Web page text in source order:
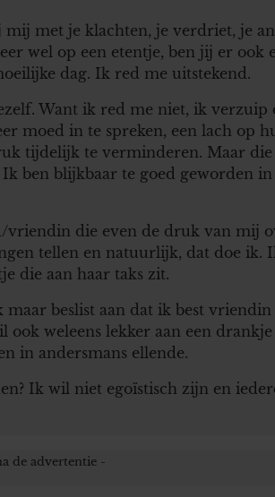
met je klachten, je verdriet, je
wel op een etentje, ben jij er ook
dag. Ik red me uitstekend.
Want ik red me niet, ik verzuip
moed in te spreken, een lach op
tijdelijk te verminderen. Maar
ben blijkbaar te goed geworden in
die even de druk van mij
tellen en natuurlijk, dat doe ik.
die aan haar taks zit.
beslist aan dat ik best
weleens lekker aan een
in andersmans ellende.
Ik wil niet egoïstisch zijn en